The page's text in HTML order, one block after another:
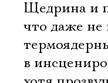
Щедрина и
что даже не
в